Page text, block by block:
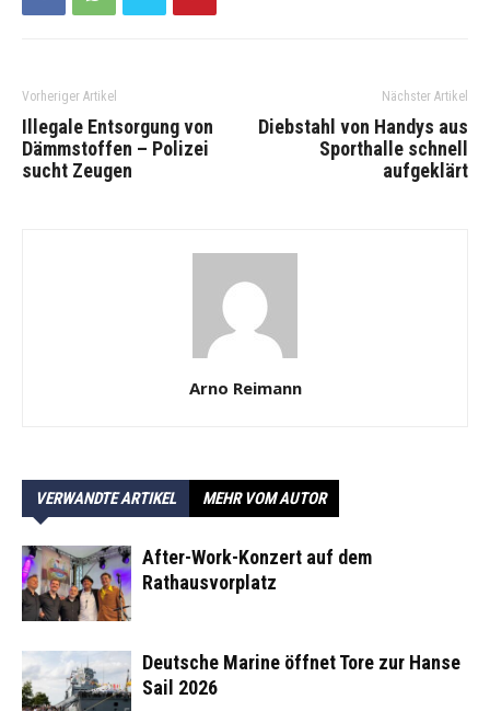
Vorheriger Artikel
Illegale Entsorgung von
Dämmstoffen – Polizei
sucht Zeugen
Nächster Artikel
Diebstahl von Handys aus
Sporthalle schnell
aufgeklärt
Arno Reimann
VERWANDTE ARTIKEL MEHR VOM AUTOR
After-Work-Konzert auf dem
Rathausvorplatz
Deutsche Marine öffnet Tore zur Hanse
Sail 2026